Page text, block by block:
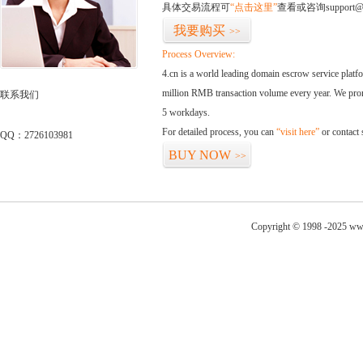
联系我们
QQ：2726103981
具体交易流程可“点击这里”查看或咨询
我要购买 >>
Process Overview:
4.cn is a world leading domain escrow service
million RMB transaction volume every year. We
5 workdays.
For detailed process, you can “visit here” or contact
BUY NOW >>
Copyright © 1998 -2025